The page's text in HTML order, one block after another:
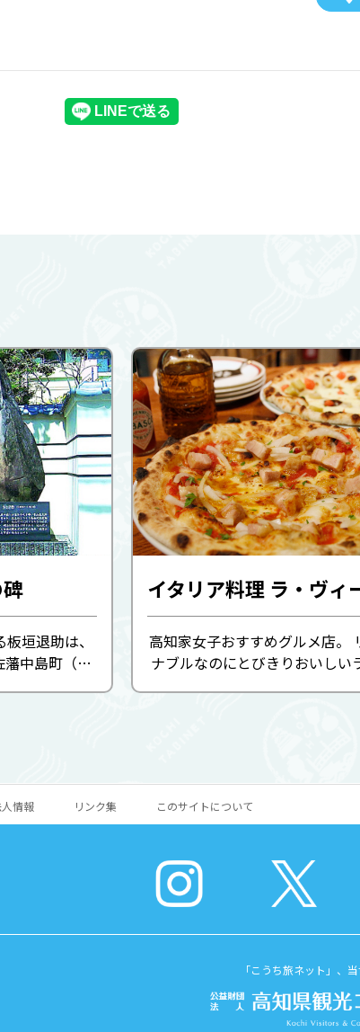
垣退助は、
中島町（現
イタリア料理 ラ・ヴィ
高知家女子おすすめグルメ店。
ナブルなのにとびきりおいしい
情報 リンク集 このサイトについて
「こうち旅ネット」、